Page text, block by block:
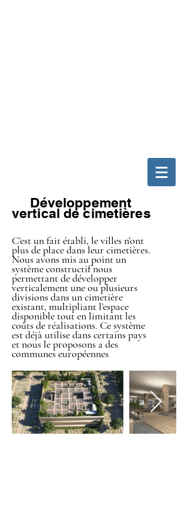
Développement
vertical de cimetières
C’est un fait établi, le villes n’ont
plus de place dans leur cimetières.
Nous avons mis au point un
système constructif nous
permettant de développer
verticalement une ou plusieurs
divisions dans un cimetière
existant, multipliant l’espace
disponible tout en limitant les
coûts de réalisations. Ce système
est déjà utilise dans certains pays
et nous le proposons a des
communes européennes.